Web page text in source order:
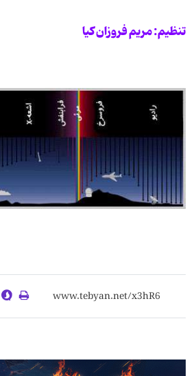
تنظیم: مریم فروزان کیا